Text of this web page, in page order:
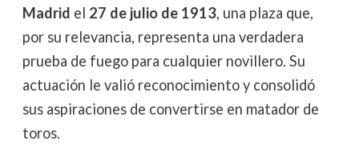
Madrid el 27 de julio de 1913, una plaza que,
por su relevancia, representa una verdadera
prueba de fuego para cualquier novillero. Su
actuación le valió reconocimiento y consolidó
sus aspiraciones de convertirse en matador de
toros.